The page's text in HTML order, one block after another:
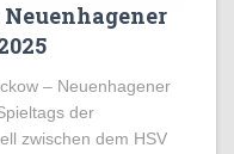
– Neuenhagener
der
zwischen dem HSV